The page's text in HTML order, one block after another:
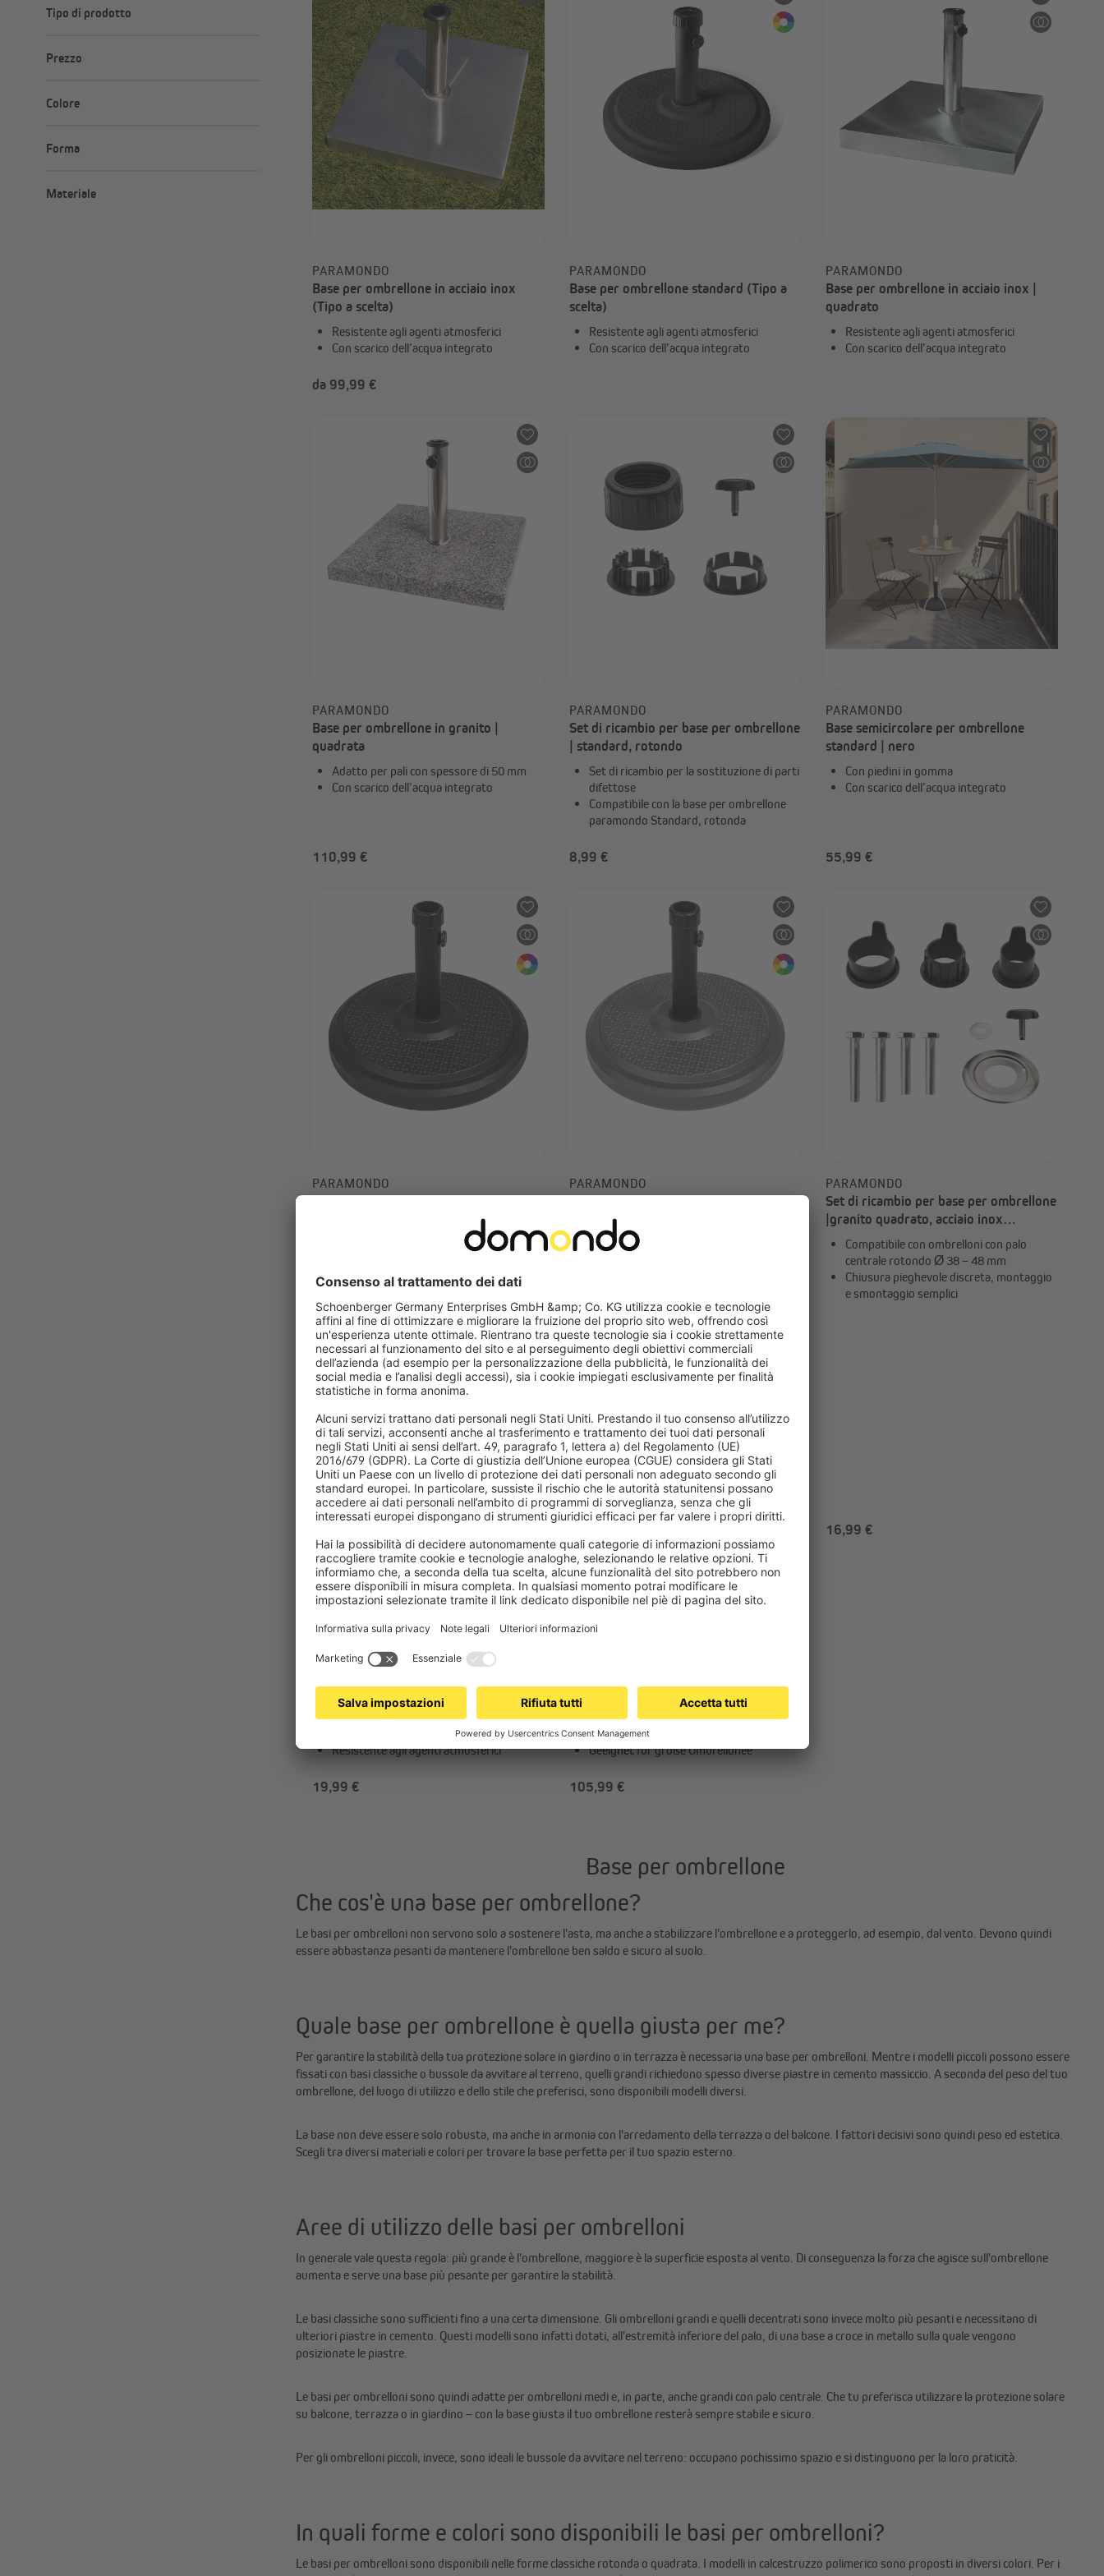
Ombrelloni a braccio decentrato
Base per ombrellone
Riscaldatore radiante
Ricambi e accessori per
ombrelloni
Accessori e ricambi per gazebo
Schermature per la privacy
Coperture per balconi
Stuoie schermanti
Tende a rullo esterne | Tende
verticali da esterno
Tipo di prodotto
Ricambi
Prezzo
Colore
Forma
Rotonda
Materiale
PARAMONDO
Base per ombrellone in acciaio inox
(Tipo a scelta)
Resistente agli agenti atmosferici
Con scarico dell’acqua integrato
da 99,99 €
PARAMONDO
Base per ombrellone standard (Tipo a
scelta)
Resistente agli agenti atmosferici
Con scarico dell’acqua integrato
PARAMONDO
Base per ombrellone in acciaio inox |
quadrato
Resistente agli agenti atmosferici
Con scarico dell’acqua integrato
99,99 €
PARAMONDO
Base per ombrellone in granito |
quadrata
Adatto per pali con spessore di 50 mm
Con scarico dell’acqua integrato
110,99 €
PARAMONDO
Set di ricambio per base per ombrellone
| standard, rotondo
Set di ricambio per la sostituzione di parti
difettose
Compatibile con la base per ombrellone
paramondo Standard, rotonda
8,99 €
PARAMONDO
Base semicircolare per ombrellone
standard | nero
Con piedini in gomma
Con scarico dell’acqua integrato
55,99 €
PARAMONDO
Base per ombrellone standard |
Resistente agli agenti atmosferici
70,99 €
PARAMONDO
Base per ombrellone standard |
rotondo, argento
Resistente agli agenti atmosferici
70,99 €
PARAMONDO
Set di ricambio per base per ombrellone
|granito quadrato, acciaio inox
quadrato e rotondo
Compatibile con ombrelloni con palo
centrale rotondo Ø 38 – 48 mm
Chiusura pieghevole discreta, montaggio
e smontaggio semplici
16,99 €
PARAMONDO
della presa variabili: Ø
24|38|42|50|55|65 mm, Lunghezza:
Versatile nell'utilizzo (Ombrelloni
parasole, stendibiancheria ecc.)
Resistente agli agenti atmosferici
19,99 €
ruote | quadrato
Due rotelle integrate e due piedini
gommati
Geeignet für große Ombrellonee
105,99 €
Base per ombrellone
Che cos'è una base per ombrellone?
Le basi per ombrelloni non servono solo a sostenere l'asta, ma anche a stabilizzare l'ombrellone e a proteggerlo, ad esempio, dal vento. Devono quindi
essere abbastanza pesanti da mantenere l'ombrellone ben saldo e sicuro al suolo.
Quale base per ombrellone è quella giusta per me?
Per garantire la stabilità della tua protezione solare in giardino o in terrazza è necessaria una base per ombrelloni. Mentre i modelli piccoli possono essere
fissati con basi classiche o bussole da avvitare al terreno, quelli grandi richiedono spesso diverse piastre in cemento massiccio. A seconda del peso del tuo
ombrellone, del luogo di utilizzo e dello stile che preferisci, sono disponibili modelli diversi.
La base non deve essere solo robusta, ma anche in armonia con l'arredamento della terrazza o del balcone. I fattori decisivi sono quindi peso ed estetica.
Scegli tra diversi materiali e colori per trovare la base perfetta per il tuo spazio esterno.
Aree di utilizzo delle basi per ombrelloni
In generale vale questa regola: più grande è l'ombrellone, maggiore è la superficie esposta al vento. Di conseguenza la forza che agisce sull'ombrellone
aumenta e serve una base più pesante per garantire la stabilità.
Le basi classiche sono sufficienti fino a una certa dimensione. Gli ombrelloni grandi e quelli decentrati sono invece molto più pesanti e necessitano di
ulteriori piastre in cemento. Questi modelli sono infatti dotati, all'estremità inferiore del palo, di una base a croce in metallo sulla quale vengono
posizionate le piastre.
Le basi per ombrelloni sono quindi adatte per ombrelloni medi e, in parte, anche grandi con palo centrale. Che tu preferisca utilizzare la protezione solare
su balcone, terrazza o in giardino – con la base giusta il tuo ombrellone resterà sempre stabile e sicuro.
Per gli ombrelloni piccoli, invece, sono ideali le bussole da avvitare nel terreno: occupano pochissimo spazio e si distinguono per la loro praticità.
In quali forme e colori sono disponibili le basi per ombrelloni?
Le basi per ombrelloni sono disponibili nelle forme classiche rotonda o quadrata. I modelli in calcestruzzo polimerico sono proposti in diversi colori. Per i